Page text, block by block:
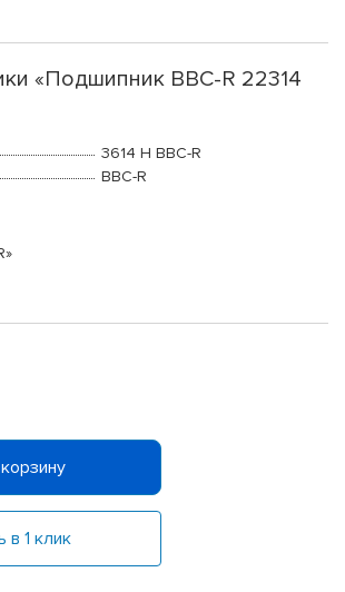
«Подшипник BBC-R 22314
3614 H BBC-R
BBC-R
в 1 клик